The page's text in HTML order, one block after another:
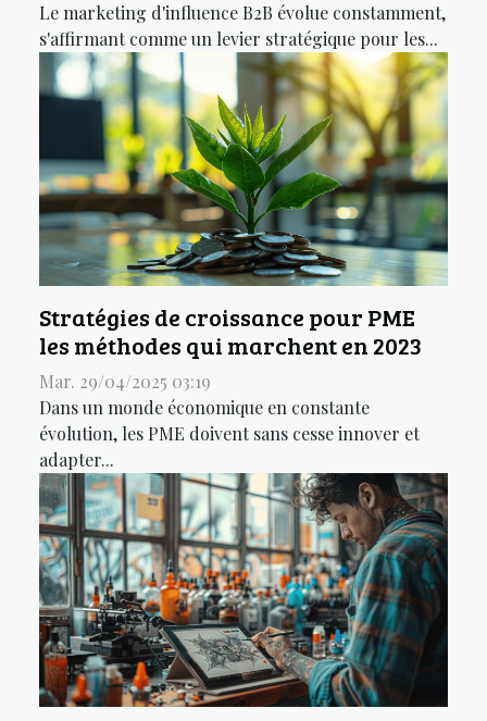
Le marketing d'influence B2B évolue constamment,
s'affirmant comme un levier stratégique pour les...
Stratégies de croissance pour PME
les méthodes qui marchent en 2023
Mar. 29/04/2025 03:19
Dans un monde économique en constante
évolution, les PME doivent sans cesse innover et
adapter...